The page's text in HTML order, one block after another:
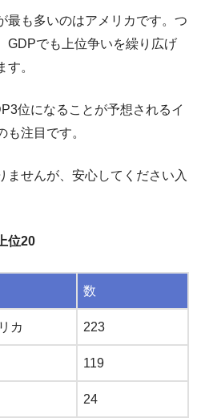
最も多いのはアメリカです。つ
GDPでも上位争いを繰り広げ
。
位になることが予想されるイ
も注目です。
ませんが、安心してください入
位20
数
カ 223
119
24